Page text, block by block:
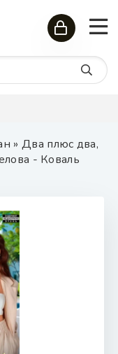
» Два плюс два,
- Коваль